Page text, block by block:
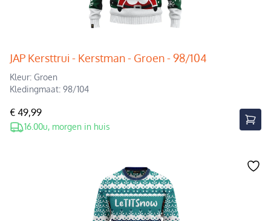
JAP Kersttrui - Kerstman - Groen - 98/104
Kleur: Groen
Kledingmaat: 98/104
€ 49,99
16.00u, morgen in huis